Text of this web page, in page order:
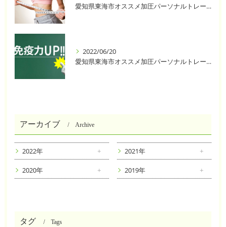
愛知県東海市オススメ加圧パーソナルトレーニングジム One❣️
2022/06/20
愛知県東海市オススメ加圧パーソナルトレーニングジム One❣️
アーカイブ Archive
2022年 2021年
2020年 2019年
タグ Tags